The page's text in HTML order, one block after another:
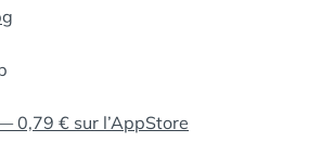
0,79 € sur l’AppStore